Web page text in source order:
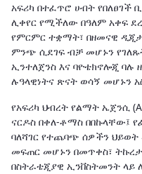
አፍሪካ በተፈጥሮ ሀብት
ሊቀየር የሚችለው በዓለም አቀፍ
የምርምር ተቋማት፣ በዘመናዊ
ምንጭ ሲደገፍ ብቻ መሆኑን
ኢንተለጀንስ እና ባዮቴክኖሎጂ ባሉ
ሉዓላዊነትና ጽናት ወሳኝ መሆኑን
የአፍሪካ ህብረት የልማት ኤጀንሲ
ናርዶስ በቀለ-ቶማስ በበኩላቸው፤
ባለሻገር የተጨባጭ ሰዎችን
መፍጠር መሆኑን በመጥቀስ፣
በስትራቴጂያዊ ኢንቨስትመንት ላይ